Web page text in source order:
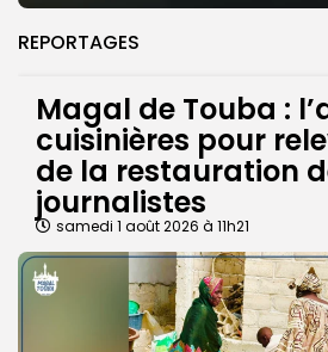
REPORTAGES
Magal de Touba :
cuisinières pour
de la restauration
journalistes
samedi 1 août 2026 à 11h21